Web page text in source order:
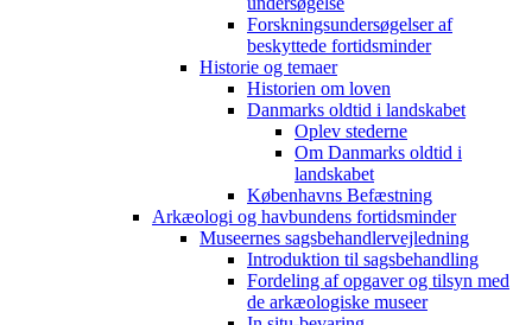
Forskningsundersøgelser af
beskyttede fortidsminder
Historie og temaer
Historien om loven
Danmarks oldtid i landskabet
Oplev stederne
Om Danmarks oldtid i
landskabet
Københavns Befæstning
Arkæologi og havbundens fortidsminder
Museernes sagsbehandlervejledning
Introduktion til sagsbehandling
Fordeling af opgaver og tilsyn med
de arkæologiske museer